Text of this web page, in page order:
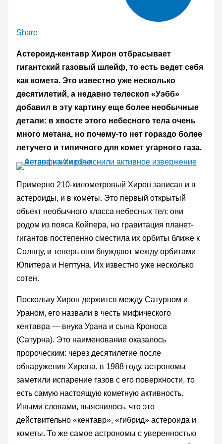
Share
Астероид-кентавр Хирон отбрасывает
гигантский газовый шлейф, то есть ведет себя
как комета. Это известно уже несколько
десятилетий, а недавно телескоп «Уэбб»
добавил в эту картину еще более необычные
детали: в хвосте этого небесного тела очень
много метана, но почему-то нет гораздо более
летучего и типичного для комет угарного газа.
Примерно 210-километровый Хирон записан и в
астероиды, и в кометы. Это первый открытый
объект необычного класса небесных тел: они
родом из пояса Койпера, но гравитация планет-
гигантов постепенно сместила их орбиты ближе к
Солнцу, и теперь они блуждают между орбитами
Юпитера и Нептуна. Их известно уже несколько
сотен.
Поскольку Хирон держится между Сатурном и
Ураном, его назвали в честь мифического
кентавра — внука Урана и сына Кроноса
(Сатурна). Это наименование оказалось
пророческим: через десятилетие после
обнаружения Хирона, в 1988 году, астрономы
заметили испарение газов с его поверхности, то
есть самую настоящую кометную активность.
Иными словами, выяснилось, что это
действительно «кентавр», «гибрид» астероида и
кометы. То же самое астрономы с уверенностью